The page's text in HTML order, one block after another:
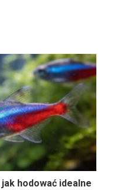
jak hodować idealne